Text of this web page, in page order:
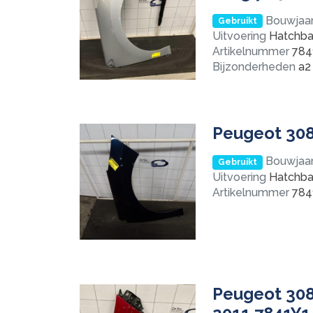
Gebruikt
Uitvoering
Artikelnummer
Bijzonderheden
Peugeot
Gebruikt
Uitvoering
Artikelnummer
Peugeot